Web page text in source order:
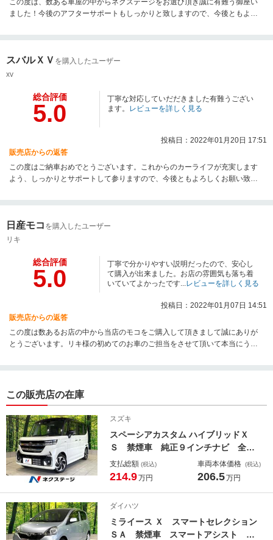
ました！今後のアフターサポートもしっかりと致しますので、今後ともよろ
スバルＸＶ を購入したユーザー
xv
総合評価
5.0
丁寧な対応していだだきました有難うござい
ます。 レビューを詳しく見る
投稿日：2022年01月20日 17:51
販売店からの返答
この度はご納車おめでとうございます。これからのカーライフが充実します
よう、しっかりとサポートして参りますので、今後ともよろしくお願い致し
日産モコ を購入したユーザー
リキ
総合評価
5.0
丁寧で分かりやすい説明だったので、安心し
て購入が出来ました。お店の雰囲気も落ち着
いていてよかったです... レビューを詳しく見る
投稿日：2022年01月07日 14:51
販売店からの返答
この度は数あるお店の中から当店のモコをご購入して頂きまして誠にありが
とうございます。リキ様の初めてのお車のご担当をさせて頂いて本当にうれ
頂けると嬉しく思います。今後も無料オイル交換や点検時にお会いできる事
この販売店の在庫
スズキ
スペーシアカスタム ハイブリッドＸ
Ｓ 禁煙車 純正９インチナビ 全周
囲カメラ ツートーン 両側電動スラ
イドドア レーダークルーズ セーフ
ｈ再生 ＥＴＣ
支払総額 (税込)
214.9万円
車両本体価格 (税込)
206.5万円
ダイハツ
ミライース Ｘ スマートセレクション
ＳＡ 禁煙車 スマートアシスト 純